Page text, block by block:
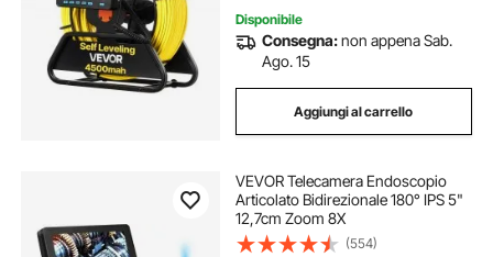
Disponibile
Consegna:non appena Sab.
Ago. 15
Aggiungi al carrello
VEVOR Telecamera Endoscopio
Articolato Bidirezionale 180° IPS 5"
12,7cm Zoom 8X
(554)